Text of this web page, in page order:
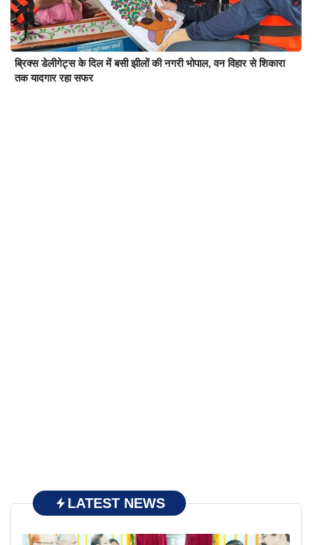
ब्रिक्स डेलीगेट्स के दिल में बसी झीलों की नगरी भोपाल, वन विहार से शिकारा
तक यादगार रहा सफर
LATEST NEWS